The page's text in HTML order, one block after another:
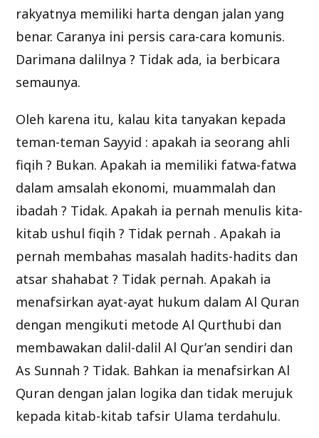
rakyatnya memiliki harta dengan jalan yang
benar. Caranya ini persis cara-cara komunis.
Darimana dalilnya ? Tidak ada, ia berbicara
semaunya.
Oleh karena itu, kalau kita tanyakan kepada
teman-teman Sayyid : apakah ia seorang ahli
fiqih ? Bukan. Apakah ia memiliki fatwa-fatwa
dalam amsalah ekonomi, muammalah dan
ibadah ? Tidak. Apakah ia pernah menulis kita-
kitab ushul fiqih ? Tidak pernah . Apakah ia
pernah membahas masalah hadits-hadits dan
atsar shahabat ? Tidak pernah. Apakah ia
menafsirkan ayat-ayat hukum dalam Al Quran
dengan mengikuti metode Al Qurthubi dan
membawakan dalil-dalil Al Qur’an sendiri dan
As Sunnah ? Tidak. Bahkan ia menafsirkan Al
Quran dengan jalan logika dan tidak merujuk
kepada kitab-kitab tafsir Ulama terdahulu.